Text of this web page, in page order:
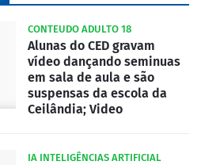
CONTEUDO ADULTO 18
Alunas do CED gravam
vídeo dançando seminuas
em sala de aula e são
suspensas da escola da
Ceilândia; Video
IA INTELIGÊNCIAS ARTIFICIAL